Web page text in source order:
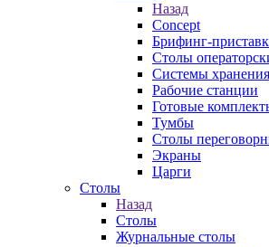
Назад
Concept
Брифинг-
Столы
Системы хранения
Рабочие станции
Готовые
Тумбы
Столы
Экраны
Царги
Столы
Назад
Столы
Журнальные столы